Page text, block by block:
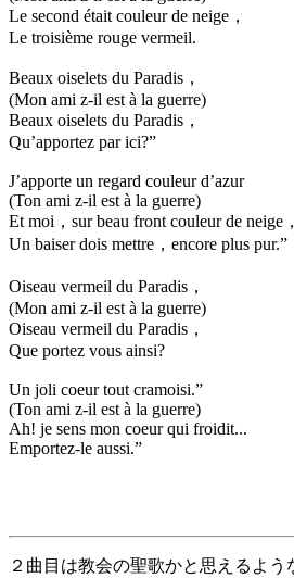
Le second était couleur de neige，
Le troisième rouge vermeil.
Beaux oiselets du Paradis，
(Mon ami z-il est à la guerre)
Beaux oiselets du Paradis，
Qu’apportez par ici?”
J’apporte un regard couleur d’azur
(Ton ami z-il est à la guerre)
Et moi，sur beau front couleur de neige，
Un baiser dois mettre，encore plus pur.”
Oiseau vermeil du Paradis，
(Mon ami z-il est à la guerre)
Oiseau vermeil du Paradis，
Que portez vous ainsi?
Un joli coeur tout cramoisi.”
(Ton ami z-il est à la guerre)
Ah! je sens mon coeur qui froidit...
Emportez-le aussi.”
２曲目は教会の聖歌かと思えるよ